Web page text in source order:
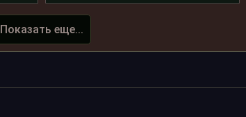
Показать еще...